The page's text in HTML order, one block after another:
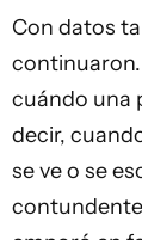
Con datos
continuaron.
cuándo una
decir,
se ve o se